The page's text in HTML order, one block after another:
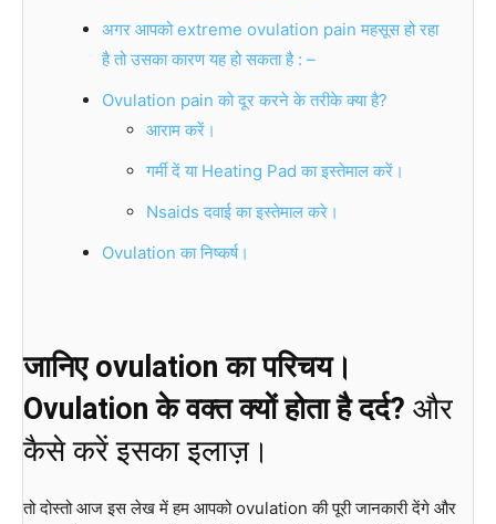
अगर आपको extreme ovulation pain महसूस हो रहा
है तो उसका कारण यह हो सकता है : –
Ovulation pain को दूर करने के तरीके क्या है?
आराम करें।
गर्मी दें या Heating Pad का इस्तेमाल करें।
Nsaids दवाई का इस्तेमाल करे।
Ovulation का निष्कर्ष।
जानिए ovulation का परिचय।
Ovulation के वक्त क्यों होता है दर्द? और
कैसे करें इसका इलाज़।
तो दोस्तो आज इस लेख में हम आपको ovulation की पूरी जानकारी देंगे और